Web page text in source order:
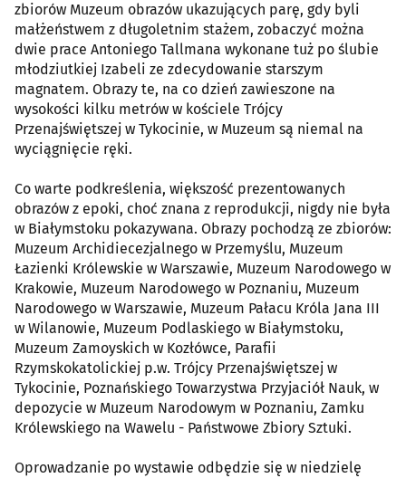
zbiorów Muzeum obrazów ukazujących parę, gdy byli
małżeństwem z długoletnim stażem, zobaczyć można
dwie prace Antoniego Tallmana wykonane tuż po ślubie
młodziutkiej Izabeli ze zdecydowanie starszym
magnatem. Obrazy te, na co dzień zawieszone na
wysokości kilku metrów w kościele Trójcy
Przenajświętszej w Tykocinie, w Muzeum są niemal na
wyciągnięcie ręki.
Co warte podkreślenia, większość prezentowanych
obrazów z epoki, choć znana z reprodukcji, nigdy nie była
w Białymstoku pokazywana. Obrazy pochodzą ze zbiorów:
Muzeum Archidiecezjalnego w Przemyślu, Muzeum
Łazienki Królewskie w Warszawie, Muzeum Narodowego w
Krakowie, Muzeum Narodowego w Poznaniu, Muzeum
Narodowego w Warszawie, Muzeum Pałacu Króla Jana III
w Wilanowie, Muzeum Podlaskiego w Białymstoku,
Muzeum Zamoyskich w Kozłówce, Parafii
Rzymskokatolickiej p.w. Trójcy Przenajświętszej w
Tykocinie, Poznańskiego Towarzystwa Przyjaciół Nauk, w
depozycie w Muzeum Narodowym w Poznaniu, Zamku
Królewskiego na Wawelu - Państwowe Zbiory Sztuki.
Oprowadzanie po wystawie odbędzie się w niedzielę